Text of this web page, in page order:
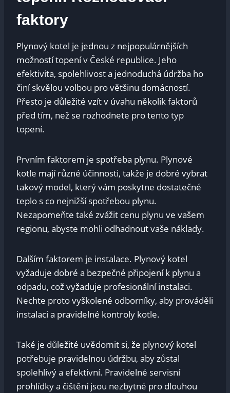
faktory
Plynový kotel je jednou z nejpopulárnějších
možností topení v České republice. Jeho
efektivita, spolehlivost a jednoduchá‌ údržba ho
činí⁢ skvělou ⁢volbou ⁢pro ⁣většinu⁤ domácností.
⁣Přesto je důležité vzít v úvahu⁤ několik faktorů
před tím, než se rozhodnete ​pro tento typ
topení.
Prvním ⁢faktorem je spotřeba plynu. Plynové
kotle mají různé účinnosti, takže je dobré vybrat‍
takový model, který vám poskytne dostatečné
teplo⁢ s ⁣co nejnižší spotřebou plynu.
Nezapomeňte ⁣také zvážit⁣ cenu ⁤plynu ve​ vašem
regionu, abyste mohli⁣ odhadnout vaše náklady.
Dalším faktorem je instalace. Plynový kotel
vyžaduje dobré a bezpečné připojení k plynu a
⁢odpadu, což ⁢vyžaduje profesionální instalaci.
Nechte ​proto vyškolené odborníky, aby prováděli
instalaci ⁤a pravidelné kontroly ⁣kotle.
Také je důležité uvědomit si, že ​plynový kotel
potřebuje⁤ pravidelnou údržbu, aby ⁢zůstal
spolehlivý a efektivní. Pravidelné servisní
prohlídky a čištění jsou nezbytné pro dlouhou